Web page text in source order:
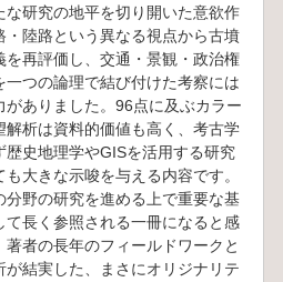
な研究の地平を切り開いた意欲作
・陸路という異なる視点から古墳
を再評価し、交通・景観・政治権
一つの論理で結び付けた考察には
がありました。96点に及ぶカラー
解析は資料的価値も高く、考古学
歴史地理学やGISを活用する研究
も大きな示唆を与える内容です。
分野の研究を進める上で重要な基
て長く参照される一冊になると感
著者の長年のフィールドワークと
が結実した、まさにオリジナリテ